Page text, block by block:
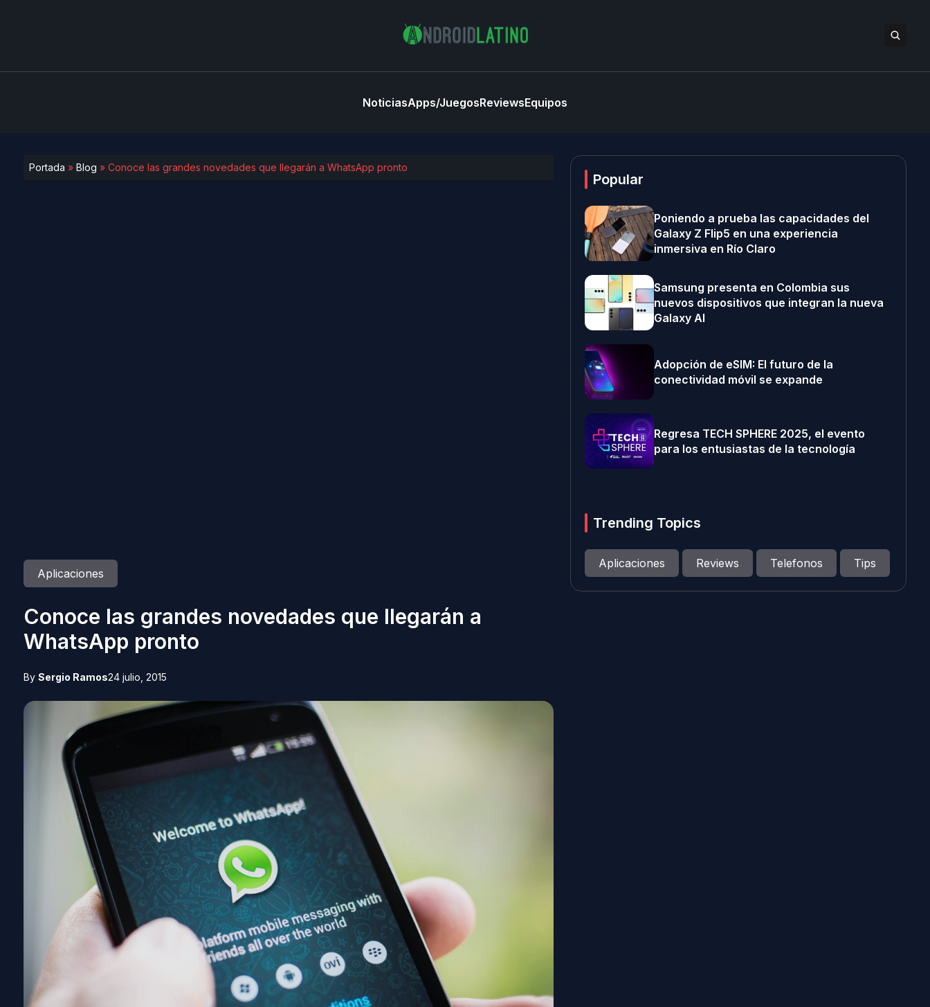
NoticiasApps/JuegosReviewsEquipos
Portada » Blog » Conoce las grandes novedades que llegarán a WhatsApp pronto
Aplicaciones
Conoce las grandes novedades que llegarán a
WhatsApp pronto
By Sergio Ramos24 julio, 2015
Popular
Poniendo a prueba las capacidades del
Galaxy Z Flip5 en una experiencia
inmersiva en Río Claro
Samsung presenta en Colombia sus
nuevos dispositivos que integran la nueva
Galaxy AI
Adopción de eSIM: El futuro de la
conectividad móvil se expande
Regresa TECH SPHERE 2025, el evento
para los entusiastas de la tecnología
Trending Topics
Aplicaciones Reviews Telefonos Tips